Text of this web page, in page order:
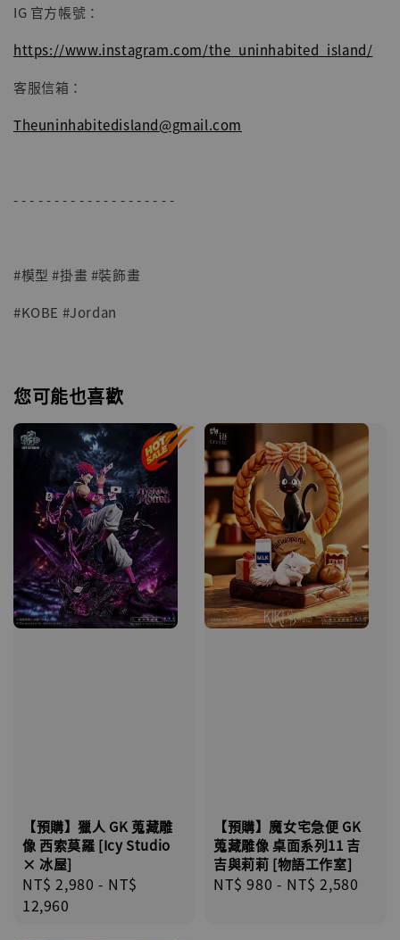
IG 官方帳號：
https://www.instagram.com/the_uninhabited_island/
客服信箱：
Theuninhabitedisland@gmail.com
- - - - - - - - - - - - - - - - - - - -
#模型 #掛畫 #裝飾畫
#KOBE #Jordan
您可能也喜歡
【預購】獵人 GK 蒐藏雕
像 西索莫羅 [Icy Studio
× 冰屋]
Regular
price
NT$ 2,980 - NT$
12,960
【預購】魔女宅急便 GK
蒐藏雕像 桌面系列11 吉
吉與莉莉 [物語工作室]
Regular
NT$ 980 - NT$ 2,580